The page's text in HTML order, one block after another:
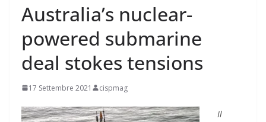
Australia’s nuclear-
powered submarine
deal stokes tensions
17 Settembre 2021 cispmag
Il